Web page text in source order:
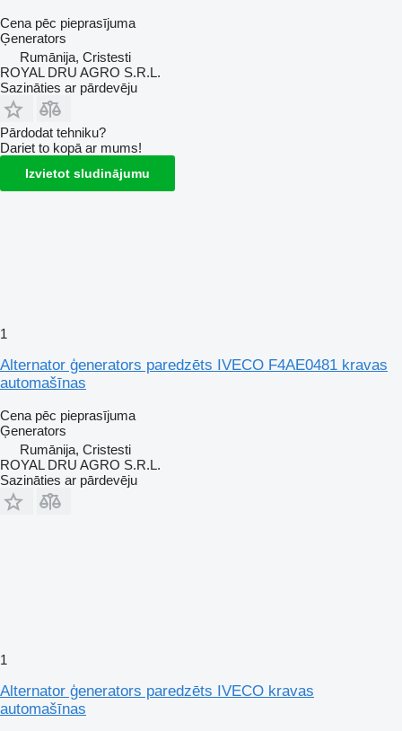
Cena pēc pieprasījuma
Ģenerators
Rumānija, Cristesti
ROYAL DRU AGRO S.R.L.
Sazināties ar pārdevēju
Pārdodat tehniku?
Dariet to kopā ar mums!
Izvietot sludinājumu
1
Alternator ģenerators paredzēts IVECO F4AE0481 kravas
automašīnas
Cena pēc pieprasījuma
Ģenerators
Rumānija, Cristesti
ROYAL DRU AGRO S.R.L.
Sazināties ar pārdevēju
1
Alternator ģenerators paredzēts IVECO kravas
automašīnas